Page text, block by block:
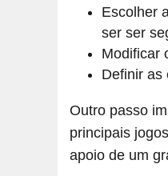
Escolher
ser ser
Modificar
Definir as
Outro passo
principais
apoio de um